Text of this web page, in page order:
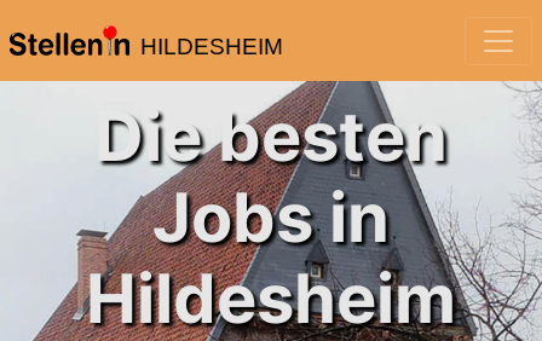
HILDESHEIM
Die besten
Jobs in
Hildesheim